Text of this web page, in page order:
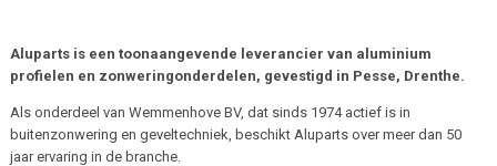
Aluparts is een toonaangevende leverancier van aluminium
profielen en zonweringonderdelen, gevestigd in Pesse, Drenthe.
Als onderdeel van Wemmenhove BV, dat sinds 1974 actief is in
buitenzonwering en geveltechniek, beschikt Aluparts over meer dan 50
jaar ervaring in de branche.